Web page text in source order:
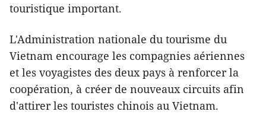
touristique important.
L'Administration nationale du tourisme du
Vietnam encourage les compagnies aériennes
et les voyagistes des deux pays à renforcer la
coopération, à créer de nouveaux circuits afin
d'attirer les touristes chinois au Vietnam.